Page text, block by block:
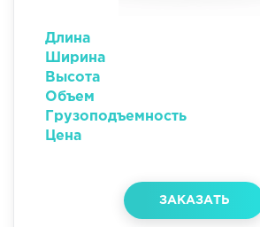
Длина
Ширина
Высота
Объем
Грузоподъемность
Цена
ЗАКАЗАТЬ